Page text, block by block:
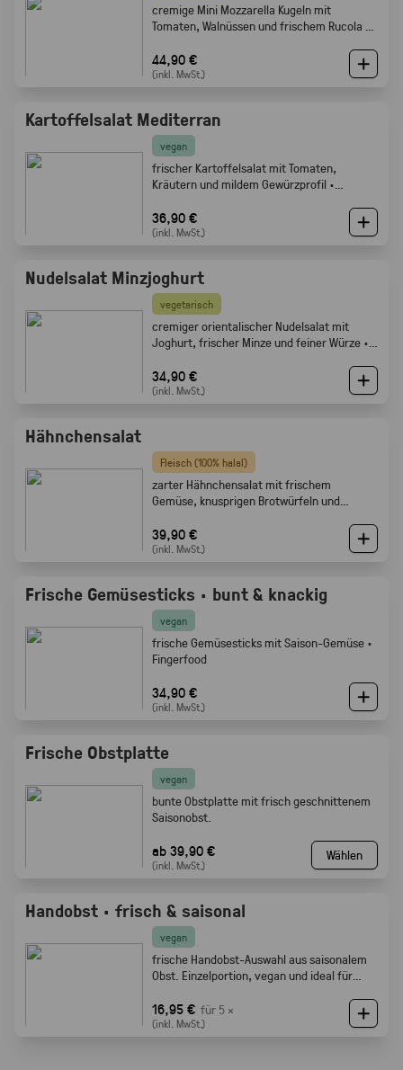
cremige Mini Mozzarella Kugeln mit
Tomaten, Walnüssen und frischem Rucola ·
44,90 €
(inkl. MwSt.)
Kartoffelsalat Mediterran
vegan
frischer Kartoffelsalat mit Tomaten,
Kräutern und mildem Gewürzprofil ·
36,90 €
(inkl. MwSt.)
Nudelsalat Minzjoghurt
vegetarisch
cremiger orientalischer Nudelsalat mit
Joghurt, frischer Minze und feiner Würze ·
34,90 €
(inkl. MwSt.)
Hähnchensalat
Fleisch (100% halal)
zarter Hähnchensalat mit frischem
Gemüse, knusprigen Brotwürfeln und
39,90 €
(inkl. MwSt.)
Frische Gemüsesticks · bunt & knackig
vegan
frische Gemüsesticks mit Saison-Gemüse ·
Fingerfood
34,90 €
(inkl. MwSt.)
Frische Obstplatte
vegan
bunte Obstplatte mit frisch geschnittenem
Saisonobst.
ab 39,90 €
(inkl. MwSt.)
Wählen
Handobst · frisch & saisonal
vegan
frische Handobst-Auswahl aus saisonalem
Obst. Einzelportion, vegan und ideal für
16,95 € für 5 ×
(inkl. MwSt.)